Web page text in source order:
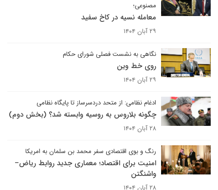
مصنوعی؛
معامله نسیه در کاخ سفید
۲۹ آبان ۱۴۰۴
نگاهی به نشست فصلی شورای حکام
روی خط وین
۲۹ آبان ۱۴۰۴
ادغام نظامی: از متحد دردسرساز تا پایگاه نظامی
چگونه بلاروس به روسیه وابسته شد؟ (بخش دوم)
۲۸ آبان ۱۴۰۴
رنگ و بوی اقتصادی سفر محمد بن سلمان به امریکا
امنیت برای اقتصاد؛ معماری جدید روابط ریاض–
واشنگتن
۲۸ آبان ۱۴۰۴